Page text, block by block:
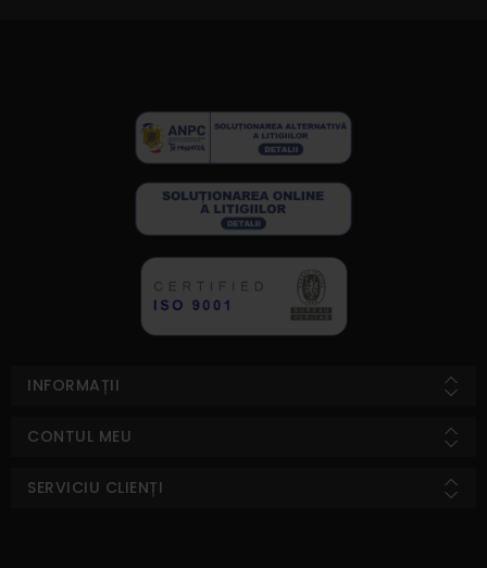
INFORMAȚII
CONTUL MEU
SERVICIU CLIENȚI